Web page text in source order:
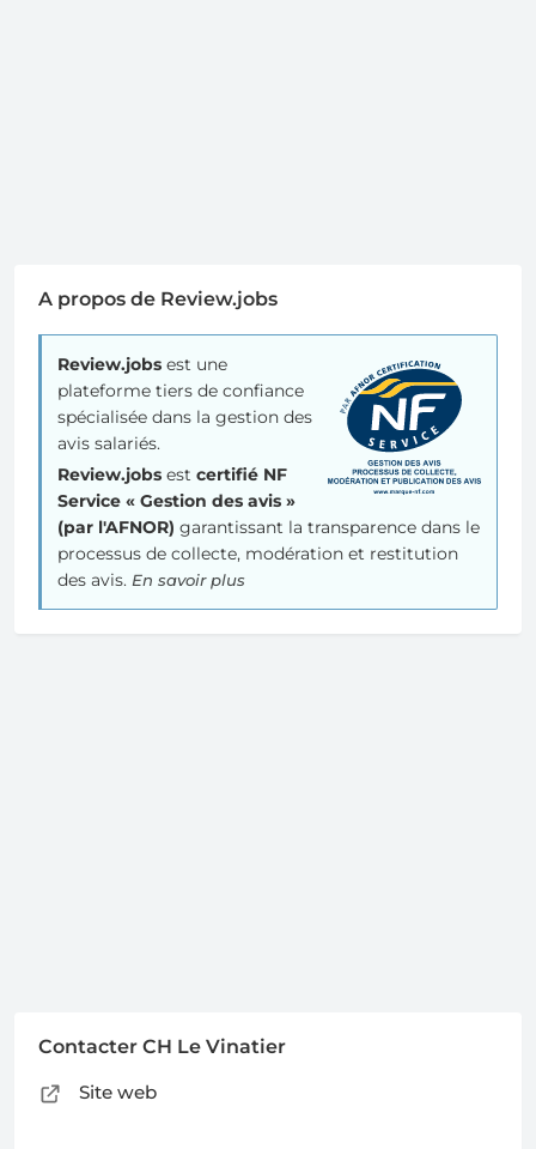
A propos de Review.jobs
Review.jobs est une
plateforme tiers de confiance
spécialisée dans la gestion des
avis salariés.
Review.jobs est certifié NF
Service « Gestion des avis »
(par l'AFNOR) garantissant la transparence dans le
processus de collecte, modération et restitution
des avis. En savoir plus
Contacter CH Le Vinatier
Site web